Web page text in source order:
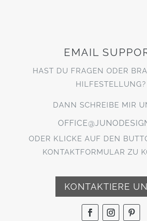
EMAIL
HAST DU FRAGEN ODER
HILFESTELLUNG?
DANN SCHREIBE MIR
ODER KLICKE AUF DEN
KONTAKTFORMULAR ZU
KONTAKTIERE